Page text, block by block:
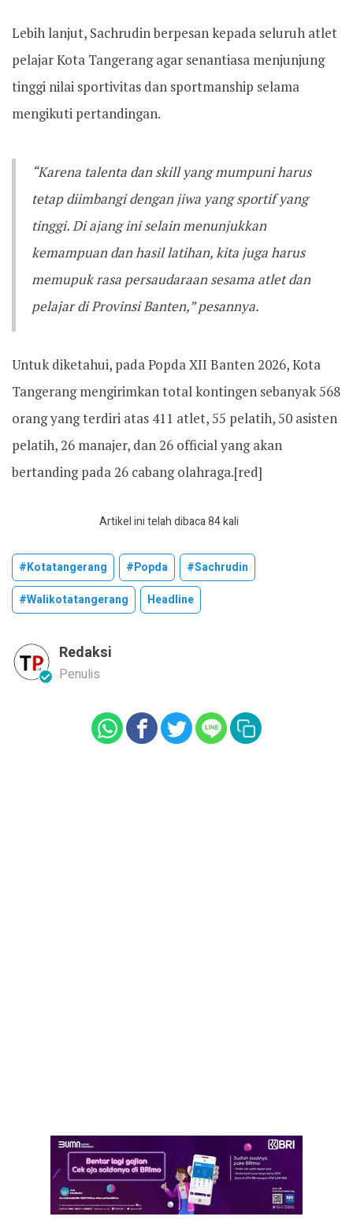
Lebih lanjut, Sachrudin berpesan kepada seluruh atlet
pelajar Kota Tangerang agar senantiasa menjunjung
tinggi nilai sportivitas dan sportmanship selama
mengikuti pertandingan.
“Karena talenta dan skill yang mumpuni harus
tetap diimbangi dengan jiwa yang sportif yang
tinggi. Di ajang ini selain menunjukkan
kemampuan dan hasil latihan, kita juga harus
memupuk rasa persaudaraan sesama atlet dan
pelajar di Provinsi Banten,” pesannya.
Untuk diketahui, pada Popda XII Banten 2026, Kota
Tangerang mengirimkan total kontingen sebanyak 568
orang yang terdiri atas 411 atlet, 55 pelatih, 50 asisten
pelatih, 26 manajer, dan 26 official yang akan
bertanding pada 26 cabang olahraga.[red]
Artikel ini telah dibaca 84 kali
#kotatangerang #popda
#sachrudin
#walikotatangerang
Headline
Redaksi
Penulis